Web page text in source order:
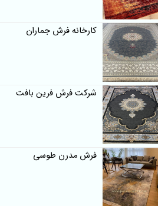
کارخانه فرش جماران
شرکت فرش فرین بافت
فرش مدرن طوسی